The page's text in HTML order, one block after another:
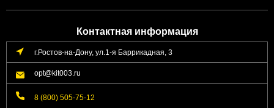
Контактная информация
г.Ростов-на-Дону, ул.1-я Баррикадная, 3
opt@kit003.ru
8 (800) 505-75-12